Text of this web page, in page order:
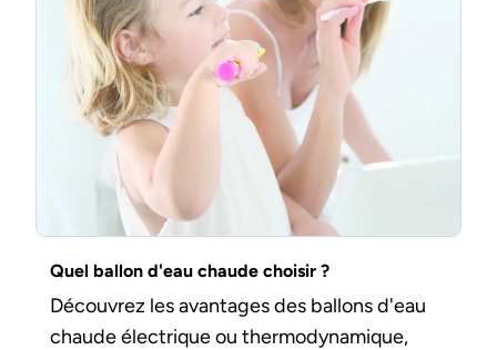
Quel ballon d'eau chaude choisir ?
Découvrez les avantages des ballons d'eau
chaude électrique ou thermodynamique,